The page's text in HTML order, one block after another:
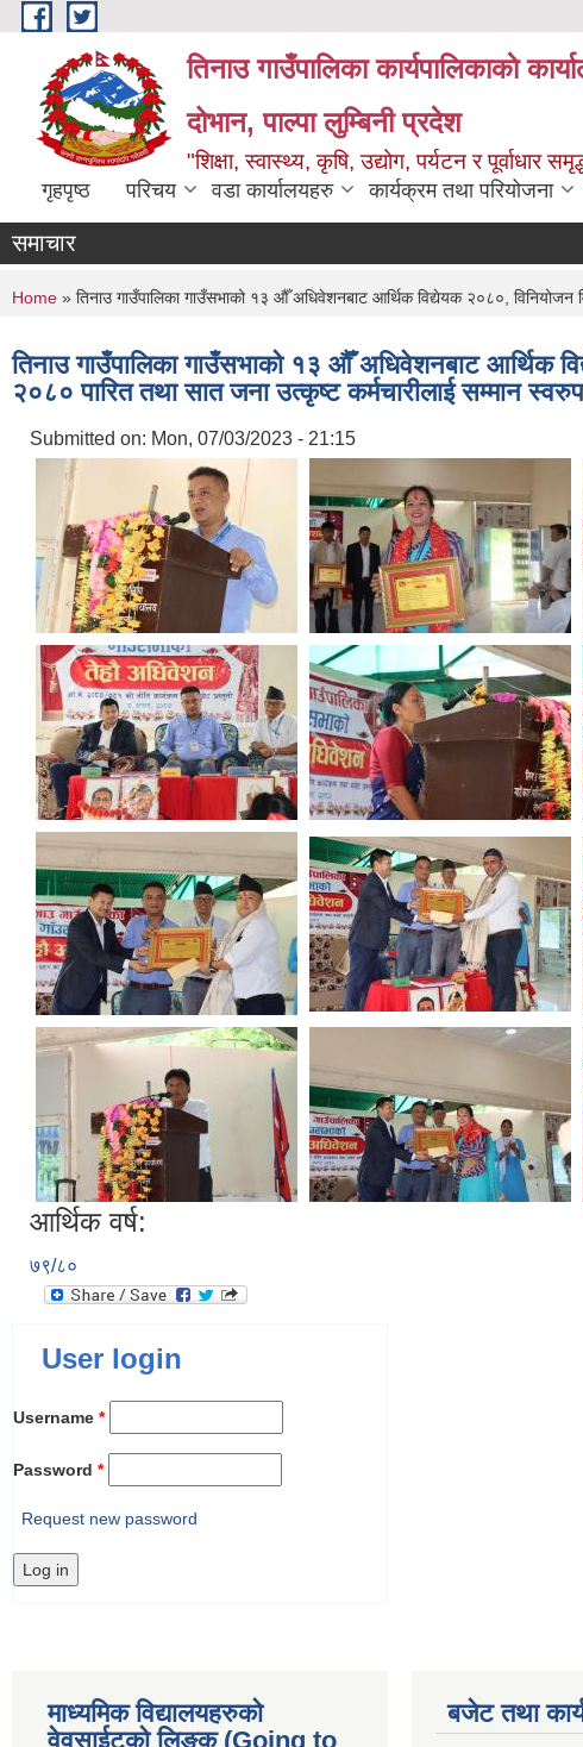
Skip to main content
तिनाउ गाउँपालिका कार्यपालिकाकाे
दोभान, पाल्पा लुम्बिनी प्रदेश
"शिक्षा, स्वास्थ्य, कृषि, उद्योग, पर्यटन र पूर्वाधार
गृहपृष्ठ परिचय वडा कार्यालयहरु कार्यक्रम तथा परियोजना
समाचार
You are here
Home » तिनाउ गाउँपालिका गाउँसभाको १३ ‍औँ अधिवेशनबाट आर्थिक विद्येयक २०८०, विनियोजन
तिनाउ गाउँपालिका गाउँसभाको १३ ‍औँ अधिवेशनबाट आर्थिक
२०८० पारित तथा सात जना उत्कृष्ट कर्मचारीलाई सम्मान
Submitted on: Mon, 07/03/2023 - 21:15
आर्थिक वर्ष:
७९/८०
User login
Username *
Password *
Request new password
माध्यमिक विद्यालयहरुकाे
वेवसाईटको लिङ्क (Going to
बजेट तथा